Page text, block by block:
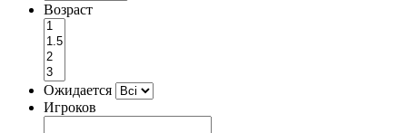
Возраст
Ожидается
Игроков